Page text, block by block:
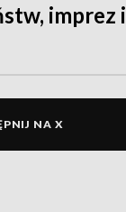
imprez i
NA X